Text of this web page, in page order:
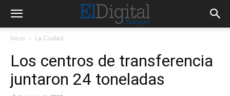
Inicio La Ciudad
Los centros de transferencia
juntaron 24 toneladas